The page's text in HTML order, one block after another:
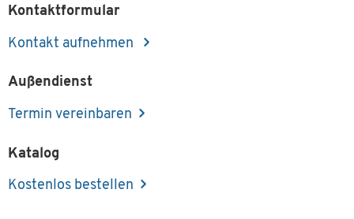
Kontaktformular
Kontakt aufnehmen
Außendienst
Termin vereinbaren
Katalog
Kostenlos bestellen